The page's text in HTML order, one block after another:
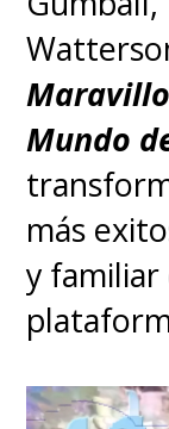
Mundo
más
y familiar